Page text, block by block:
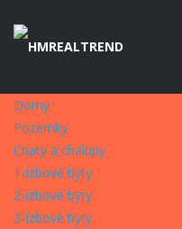
Domy
Pozemky
Chaty a chalupy
1-Izbové byty
2-Izbové byty
3-Izbové byty